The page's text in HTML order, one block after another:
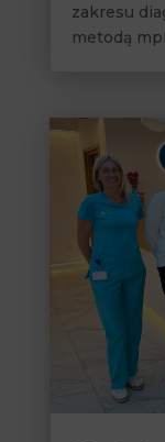
zakresu
metodą